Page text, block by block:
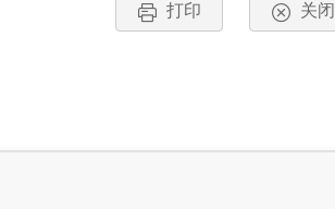
打印 关闭